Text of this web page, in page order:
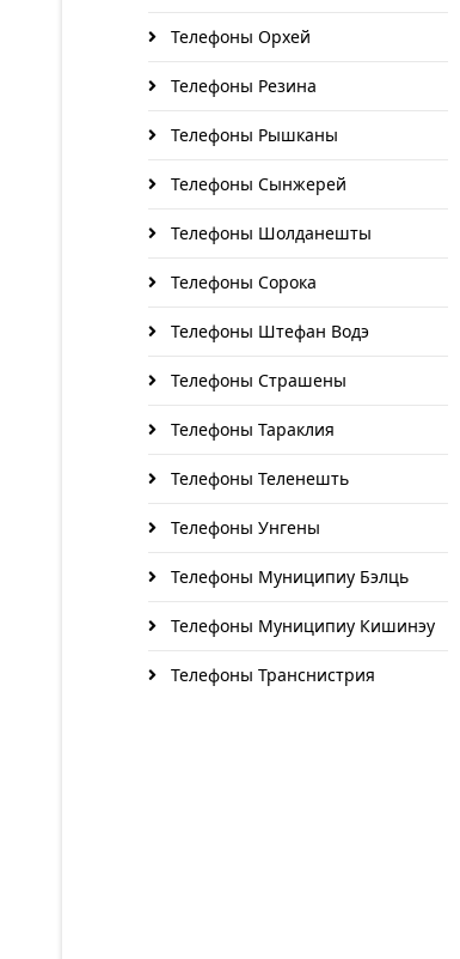
Телефоны Орхей
Телефоны Резина
Телефоны Рышканы
Телефоны Сынжерей
Телефоны Шолданешты
Телефоны Сорока
Телефоны Штефан Водэ
Телефоны Страшены
Телефоны Тараклия
Телефоны Теленешть
Телефоны Унгены
Телефоны Муниципиу Бэлць
Телефоны Муниципиу Кишинэу
Телефоны Транснистрия